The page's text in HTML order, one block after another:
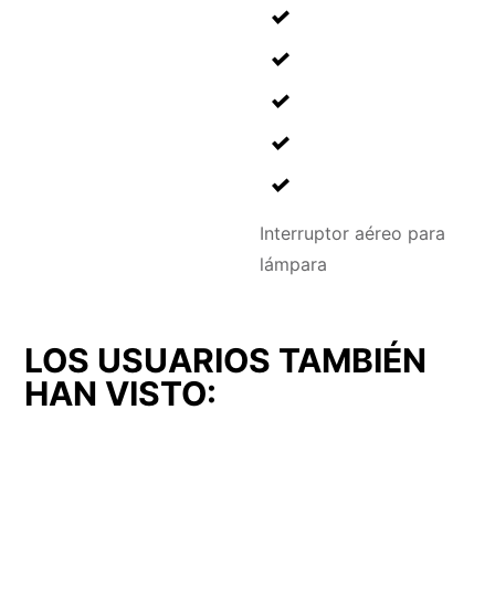
Interruptor aéreo para
lámpara
LOS USUARIOS TAMBIÉN
HAN VISTO: